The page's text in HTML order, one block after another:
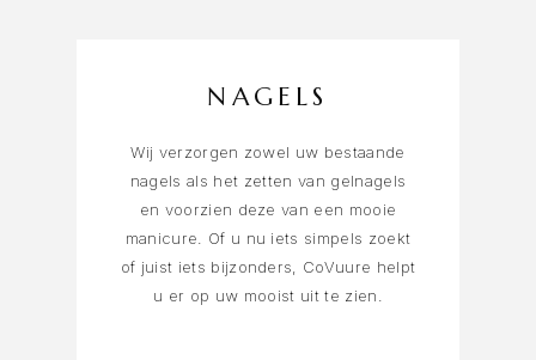
NAGELS
Wij verzorgen zowel uw bestaande
nagels als het zetten van gelnagels
en voorzien deze van een mooie
manicure. Of u nu iets simpels zoekt
of juist iets bijzonders, CoVuure helpt
u er op uw mooist uit te zien.